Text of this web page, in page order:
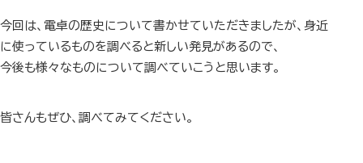
今回は、電卓の歴史について書かせていただきましたが、身近
に使っているものを調べると新しい発見があるので、
今後も様々なものについて調べていこうと思います。
皆さんもぜひ、調べてみてください。